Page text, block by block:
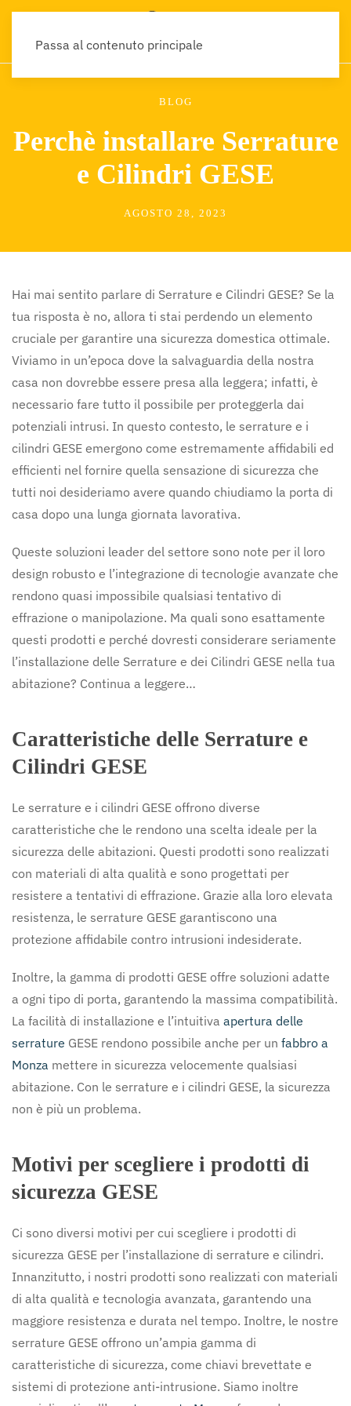
Passa al contenuto principale
BLOG
Perchè installare Serrature
e Cilindri GESE
AGOSTO 28, 2023
Hai mai sentito parlare di Serrature e Cilindri GESE? Se la
tua risposta è no, allora ti stai perdendo un elemento
cruciale per garantire una sicurezza domestica ottimale.
Viviamo in un’epoca dove la salvaguardia della nostra
casa non dovrebbe essere presa alla leggera; infatti, è
necessario fare tutto il possibile per proteggerla dai
potenziali intrusi. In questo contesto, le serrature e i
cilindri GESE emergono come estremamente affidabili ed
efficienti nel fornire quella sensazione di sicurezza che
tutti noi desideriamo avere quando chiudiamo la porta di
casa dopo una lunga giornata lavorativa.
Queste soluzioni leader del settore sono note per il loro
design robusto e l’integrazione di tecnologie avanzate che
rendono quasi impossibile qualsiasi tentativo di
effrazione o manipolazione. Ma quali sono esattamente
questi prodotti e perché dovresti considerare seriamente
l’installazione delle Serrature e dei Cilindri GESE nella tua
abitazione? Continua a leggere…
Caratteristiche delle Serrature e
Cilindri GESE
Le serrature e i cilindri GESE offrono diverse
caratteristiche che le rendono una scelta ideale per la
sicurezza delle abitazioni. Questi prodotti sono realizzati
con materiali di alta qualità e sono progettati per
resistere a tentativi di effrazione. Grazie alla loro elevata
resistenza, le serrature GESE garantiscono una
protezione affidabile contro intrusioni indesiderate.
Inoltre, la gamma di prodotti GESE offre soluzioni adatte
a ogni tipo di porta, garantendo la massima compatibilità.
La facilità di installazione e l’intuitiva apertura delle
serrature GESE rendono possibile anche per un fabbro a
Monza mettere in sicurezza velocemente qualsiasi
abitazione. Con le serrature e i cilindri GESE, la sicurezza
non è più un problema.
Motivi per scegliere i prodotti di
sicurezza GESE
Ci sono diversi motivi per cui scegliere i prodotti di
sicurezza GESE per l’installazione di serrature e cilindri.
Innanzitutto, i nostri prodotti sono realizzati con materiali
di alta qualità e tecnologia avanzata, garantendo una
maggiore resistenza e durata nel tempo. Inoltre, le nostre
serrature GESE offrono un’ampia gamma di
caratteristiche di sicurezza, come chiavi brevettate e
sistemi di protezione anti-intrusione. Siamo inoltre